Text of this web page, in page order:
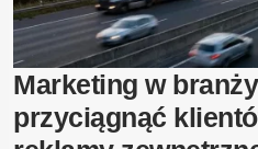
Marketing w
przyciągnąć